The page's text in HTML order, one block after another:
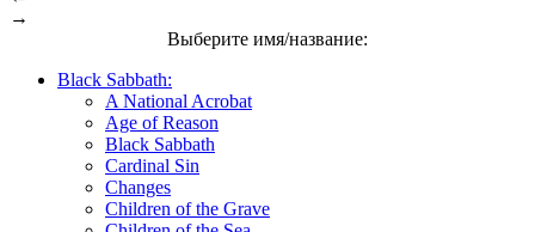
→
Выберите имя/название:
Black Sabbath:
A National Acrobat
Age of Reason
Black Sabbath
Cardinal Sin
Changes
Children of the Grave